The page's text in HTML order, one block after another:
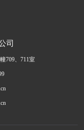
司
709、711室